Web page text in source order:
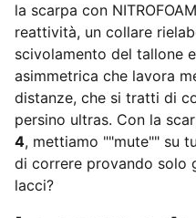
la scarpa con
reattività, un collare
scivolamento del tallone
asimmetrica che lavora
distanze, che si tratti di
persino ultras. Con la
4, mettiamo ""mute"" su
di correre provando solo
lacci?